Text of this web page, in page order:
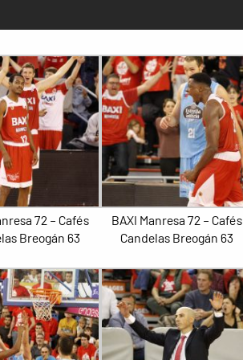
72 – Cafés
Breogán 63
BAXI Manresa 72 – Cafés
Candelas Breogán 63